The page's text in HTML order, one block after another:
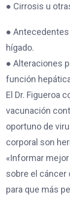
● Cirrosis u
●
hígado.
● Alteraciones
función
El Dr. Figueroa
vacunación
oportuno de
corporal son
«Informar
sobre el cáncer
para que más